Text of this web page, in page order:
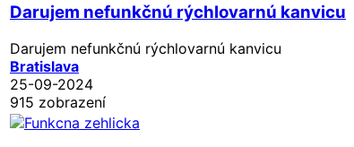
Darujem nefunkčnú rýchlovarnú kanvicu
Darujem nefunkčnú rýchlovarnú kanvicu
Bratislava
25-09-2024
915 zobrazení